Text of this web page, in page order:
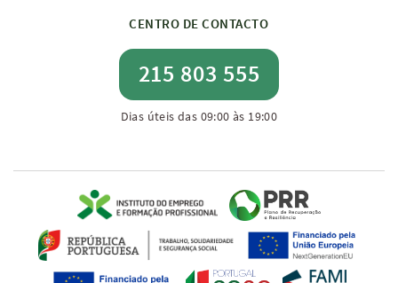
CENTRO DE CONTACTO
215 803 555
Dias úteis das 09:00 às 19:00